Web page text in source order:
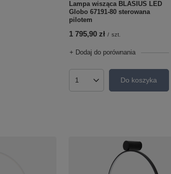
Lampa wisząca BLASIUS LED
Globo 67191-80 sterowana
pilotem
1 795,90 zł / szt.
+ Dodaj do porównania
Ilość produktówDo koszyka